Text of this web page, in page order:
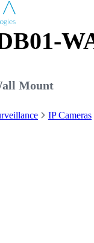
Mount
IP Cameras